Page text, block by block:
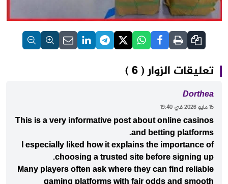
تعليقات الزوار ( 6 )
Dorthea
‫15 مايو 2026 في 19:40
This is a very informative post about online casinos
and betting platforms.
I especially liked how it explains the importance of
choosing a trusted site before signing up.
Many players often ask where they can find reliable